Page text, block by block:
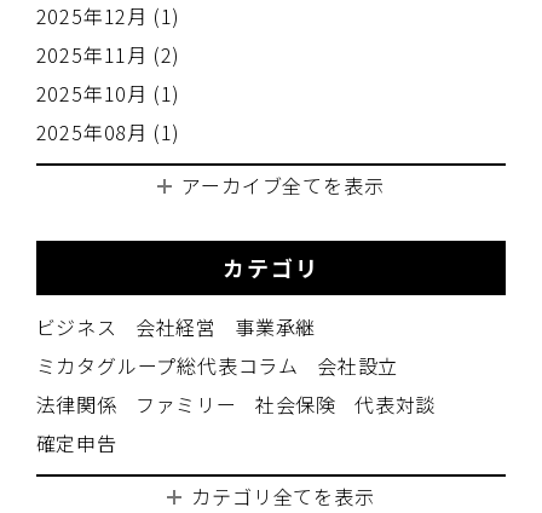
2025年12月 (1)
2025年11月 (2)
2025年10月 (1)
2025年08月 (1)
アーカイブ全てを表示
カテゴリ
ビジネス 会社経営
事業承継
ミカタグループ総代表コラム
会社設立
法律関係
ファミリー 社会保険
代表対談
確定申告
カテゴリ全てを表示